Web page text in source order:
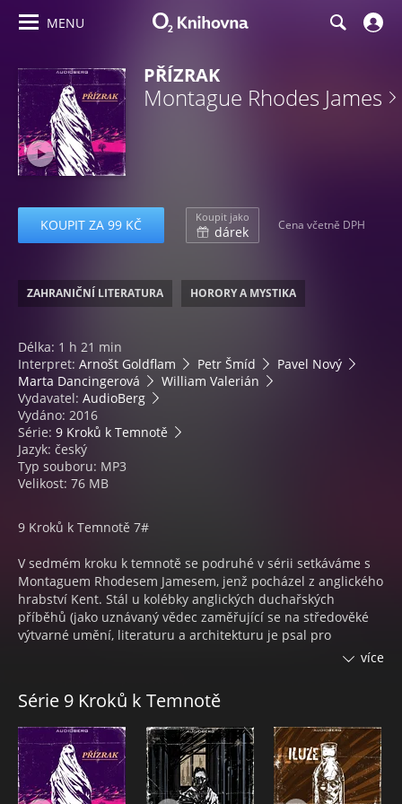
MENU
PŘÍZRAK
Montague Rhodes James
KOUPIT ZA 99 KČ Koupit jako
dárek Cena včetně DPH
ZAHRANIČNÍ LITERATURA HORORY A MYSTIKA
Délka: 1 h 21 min
Interpret: Arnošt Goldflam Petr Šmíd
Pavel Nový
Marta Dancingerová
William Valerián
Vydavatel: AudioBerg
Vydáno: 2016
Série: 9 Kroků k Temnotě
Jazyk: český
Typ souboru: MP3
Velikost: 76 MB
9 Kroků k Temnotě 7#
V sedmém kroku k temnotě se podruhé v sérii setkáváme s
Montaguem Rhodesem Jamesem, jenž pocházel z anglického
hrabství Kent. Stál u kolébky anglických duchařských
příběhů (jako uznávaný vědec zaměřující se na středověké
výtvarné umění, literaturu a architekturu je psal pro
potěšení a zveřejnil je až na nátlak přátel) a jeho dílo se
Ve svých duchařských povídkách, které se vyznačovaly velkou
různorodostí, vycházel z gotického románu. Děj povídky Jen
hvízdni, chlapče, a já přiběhnu se odvíjí od situace, kdy
skeptický profesor Parkins nalezne píšťalku s nápisy v
latině… a samozřejmě do ní pískne. V povídce Stalo se ve
škole se atmosféra tajemna a strachu pro změnu točí okolo
záhadné byzantské mince. První povídku čtou Petr Šmíd,
více
Série 9 Kroků k Temnotě